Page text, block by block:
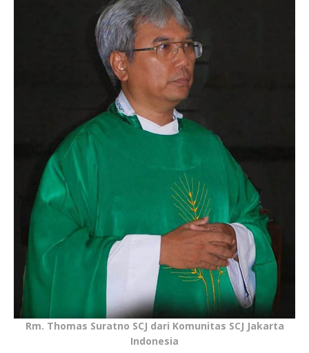
Rm. Thomas Suratno SCJ dari Komunitas SCJ Jakarta
Indonesia